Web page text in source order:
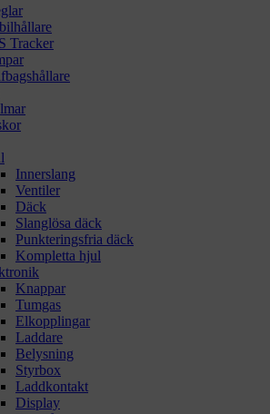
Tracker
Innerslang
Ventiler
Däck
Slanglösa däck
Punkteringsfria däck
Kompletta hjul
Knappar
Tumgas
Elkopplingar
Laddare
Belysning
Styrbox
Laddkontakt
Display